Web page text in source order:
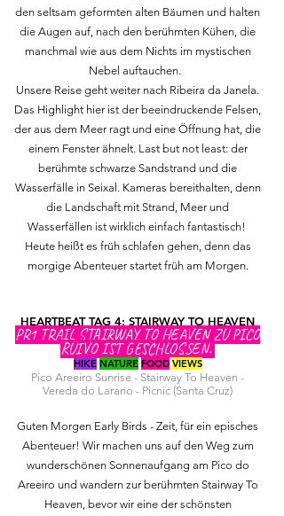
den seltsam geformten alten Bäumen und halten
die Augen auf, nach den berühmten Kühen, die
manchmal wie aus dem Nichts im mystischen
Nebel auftauchen.
Unsere Reise geht weiter nach Ribeira da Janela.
Das Highlight hier ist der beeindruckende Felsen,
der aus dem Meer ragt und eine Öffnung hat, die
einem Fenster ähnelt. Last but not least: der
berühmte schwarze Sandstrand und die
Wasserfälle in Seixal. Kameras bereithalten, denn
die Landschaft mit Strand, Meer und
Wasserfällen ist wirklich einfach fantastisch!
Heute heißt es früh schlafen gehen, denn das
morgige Abenteuer startet früh am Morgen.
HEARTBEAT TAG 4: STAIRWAY TO HEAVEN
PR1 TRAIL STAIRWAY TO HEAVEN ZU PICO
RUIVO IST GESCHLOSSEN.
HIKE NATURE FOOD VIEWS
Pico Areeiro Sunrise - Stairway To Heaven -
Vereda do Larano - Picnic (Santa Cruz)
Guten Morgen Early Birds - Zeit, für ein episches
Abenteuer! Wir machen uns auf den Weg zum
wunderschönen Sonnenaufgang am Pico do
Areeiro und wandern zur berühmten Stairway To
Heaven, bevor wir eine der schönsten